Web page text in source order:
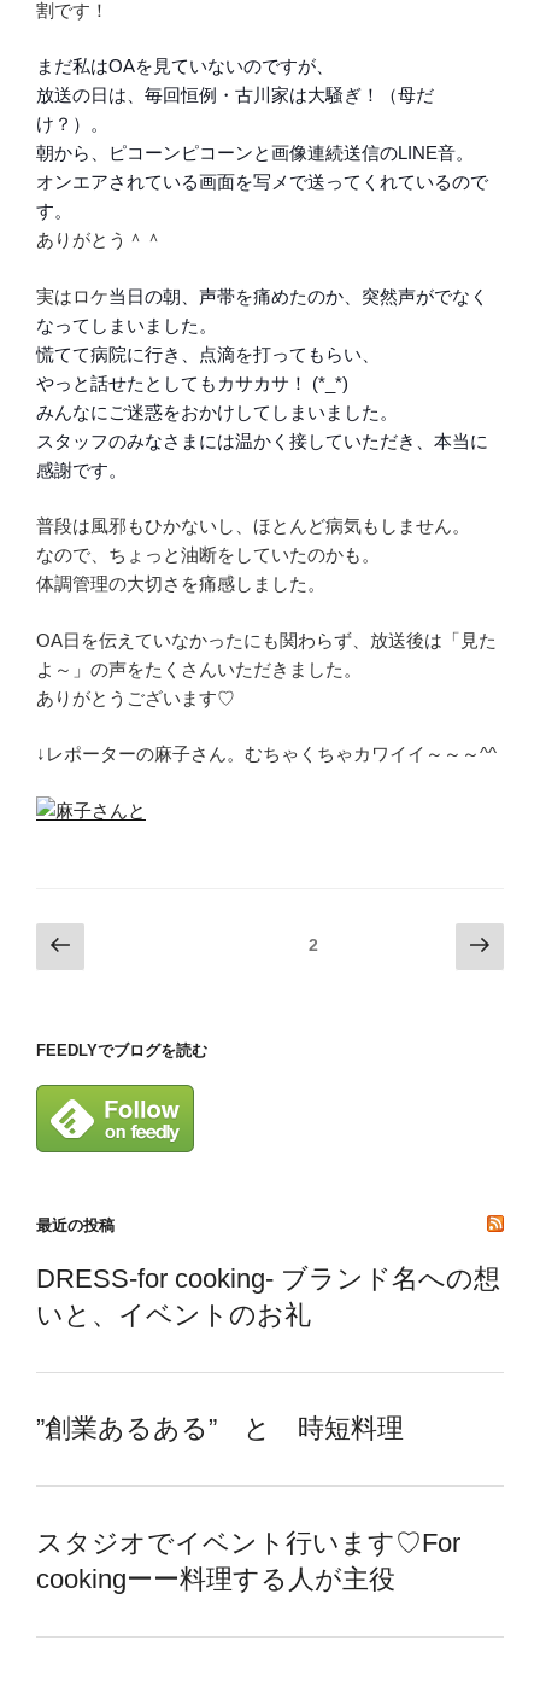
割です！
まだ私はOAを見ていないのですが、
放送の日は、毎回恒例・古川家は大騒ぎ！（母だ
け？）。
朝から、ピコーンピコーンと画像連続送信のLINE音。
オンエアされている画面を写メで送ってくれているので
す。
ありがとう＾＾
実はロケ当日の朝、声帯を痛めたのか、突然声がでなく
なってしまいました。
慌てて病院に行き、点滴を打ってもらい、
やっと話せたとしてもカサカサ！ (*_*)
みんなにご迷惑をおかけしてしまいました。
スタッフのみなさまには温かく接していただき、本当に
感謝です。
普段は風邪もひかないし、ほとんど病気もしません。
なので、ちょっと油断をしていたのかも。
体調管理の大切さを痛感しました。
OA日を伝えていなかったにも関わらず、放送後は「見た
よ～」の声をたくさんいただきました。
ありがとうございます♡
↓レポーターの麻子さん。むちゃくちゃカワイイ～～～^^
投
稿
ビ
ー
シ
前
の
ジ
固定ページ2
次
の
FEEDLYでブログを読む
最近の投稿
DRESS-for cooking- ブランド名への想
いと、イベントのお礼
”創業あるある” と 時短料理
スタジオでイベント行います♡For
cookingーー料理する人が主役